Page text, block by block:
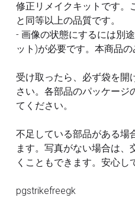
修正リメイクキットです。
と同等以上の品質です。
- 画像の状態にするには別
ット)が必要です。本商品の
受け取ったら、必ず袋を開
さい。各部品のパッケージ
てください。
不足している部品がある場
ます。写真がない場合は、
くこともできます。安心し
pgstrikefreegk